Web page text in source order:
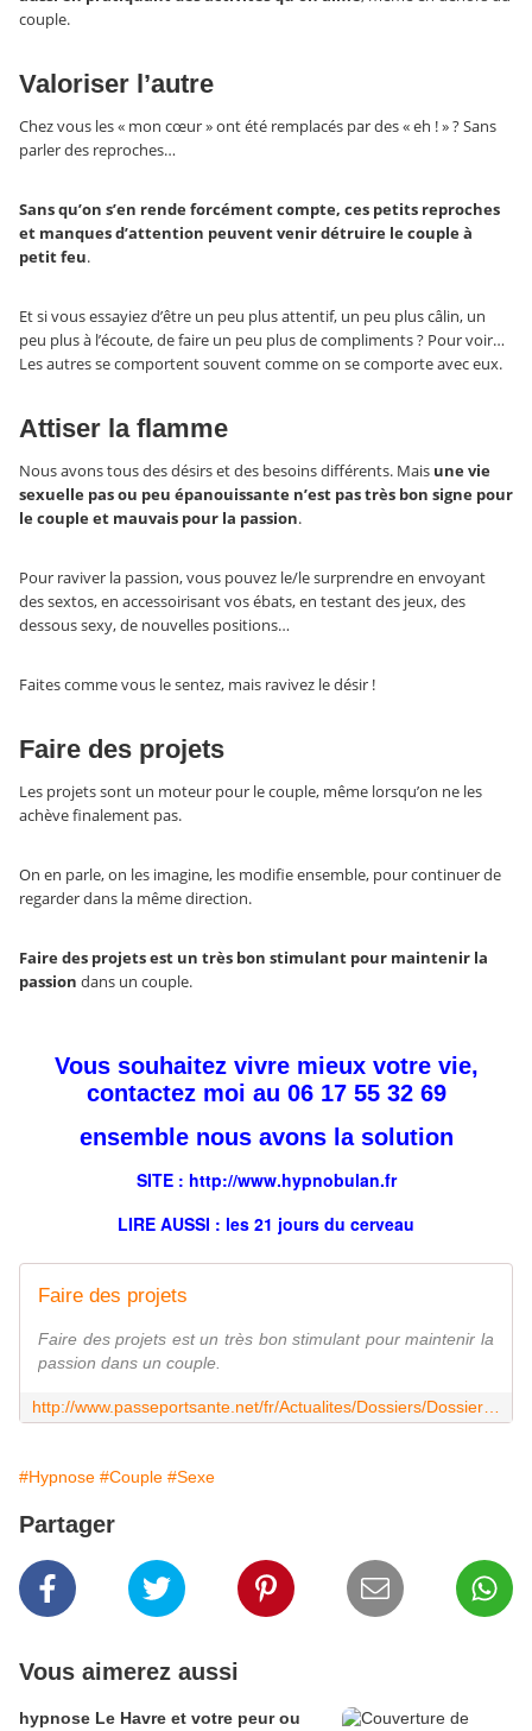
couple.
Valoriser l’autre
Chez vous les « mon cœur » ont été remplacés par des « eh ! » ? Sans
parler des reproches…
Sans qu’on s’en rende forcément compte, ces petits reproches
et manques d’attention peuvent venir détruire le couple à
petit feu.
Et si vous essayiez d’être un peu plus attentif, un peu plus câlin, un
peu plus à l’écoute, de faire un peu plus de compliments ? Pour voir…
Les autres se comportent souvent comme on se comporte avec eux.
Attiser la flamme
Nous avons tous des désirs et des besoins différents. Mais une vie
sexuelle pas ou peu épanouissante n’est pas très bon signe pour
le couple et mauvais pour la passion.
Pour raviver la passion, vous pouvez le/le surprendre en envoyant
des sextos, en accessoirisant vos ébats, en testant des jeux, des
dessous sexy, de nouvelles positions…
Faites comme vous le sentez, mais ravivez le désir !
Faire des projets
Les projets sont un moteur pour le couple, même lorsqu’on ne les
achève finalement pas.
On en parle, on les imagine, les modifie ensemble, pour continuer de
regarder dans la même direction.
Faire des projets est un très bon stimulant pour maintenir la
passion dans un couple.
Vous souhaitez vivre mieux votre vie,
contactez moi au 06 17 55 32 69
ensemble nous avons la solution
SITE : http://www.hypnobulan.fr
LIRE AUSSI : les 21 jours du cerveau
Faire des projets
Faire des projets est un très bon stimulant pour maintenir la
passion dans un couple.
#Hypnose #Couple #Sexe
Partager
Vous aimerez aussi
hypnose Le Havre et votre peur ou